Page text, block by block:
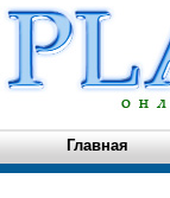
Главная